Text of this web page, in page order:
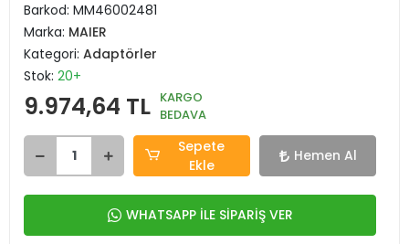
Barkod: MM46002481
Marka: MAIER
Kategori: Adaptörler
Stok: 20+
9.974,64 TL KARGO
BEDAVA
Sepete
Ekle
Hemen Al
WHATSAPP İLE SİPARİŞ VER